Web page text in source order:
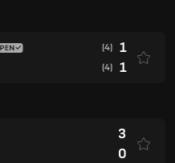
(4) 1
(4) 1
3
0